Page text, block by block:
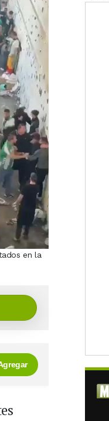
en la